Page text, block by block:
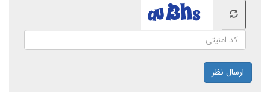
ارسال نظر